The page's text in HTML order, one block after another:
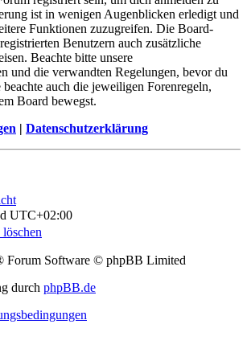
ist in wenigen Augenblicken erledigt und
Funktionen zuzugreifen. Die Board-
Benutzern auch zusätzliche
Beachte bitte unsere
und die verwandten Regelungen, bevor du
auch die jeweiligen Forenregeln,
Board bewegst.
| Datenschutzerklärung
UTC+02:00
Forum Software © phpBB Limited
durch phpBB.de